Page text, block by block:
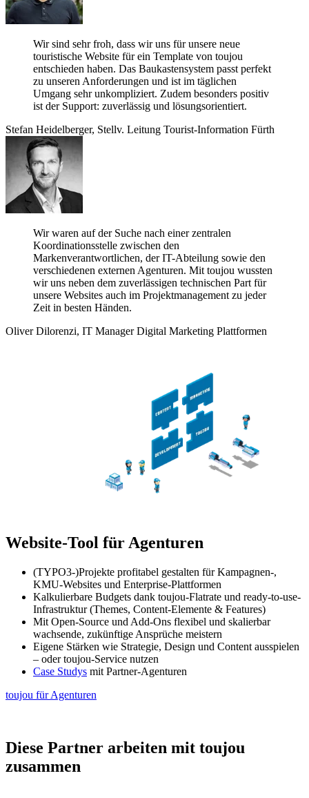
Wir sind sehr froh, dass wir uns für unsere neue
touristische Website für ein Template von toujou
entschieden haben. Das Baukastensystem passt perfekt
zu unseren Anforderungen und ist im täglichen
Umgang sehr unkompliziert. Zudem besonders positiv
ist der Support: zuverlässig und lösungsorientiert.
Stefan Heidelberger, Stellv. Leitung Tourist-Information Fürth
Wir waren auf der Suche nach einer zentralen
Koordinationsstelle zwischen den
Markenverantwortlichen, der IT-Abteilung sowie den
verschiedenen externen Agenturen. Mit toujou wussten
wir uns neben dem zuverlässigen technischen Part für
unsere Websites auch im Projektmanagement zu jeder
Zeit in besten Händen.
Oliver Dilorenzi, IT Manager Digital Marketing Plattformen
Website-Tool für Agenturen
(TYPO3-)Projekte profitabel gestalten für Kampagnen-,
KMU-Websites und Enterprise-Plattformen
Kalkulierbare Budgets dank toujou-Flatrate und ready-to-use-
Infrastruktur (Themes, Content-Elemente & Features)
Mit Open-Source und Add-Ons flexibel und skalierbar
wachsende, zukünftige Ansprüche meistern
Eigene Stärken wie Strategie, Design und Content ausspielen
– oder toujou-Service nutzen
Case Studys mit Partner-Agenturen
toujou für Agenturen
Diese Partner arbeiten mit toujou
zusammen